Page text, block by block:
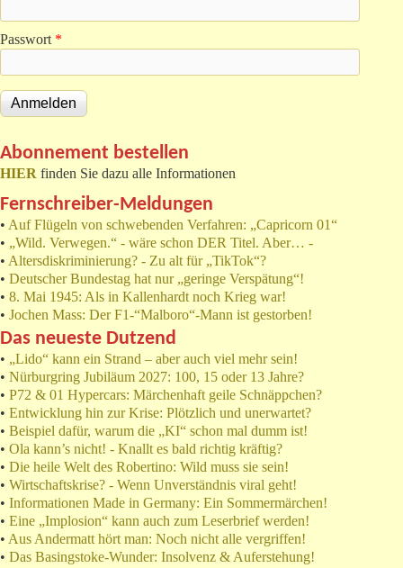
Passwort *
Abonnement bestellen
HIER finden Sie dazu alle Informationen
Fernschreiber-Meldungen
• Auf Flügeln von schwebenden Verfahren: „Capricorn 01“
• „Wild. Verwegen.“ - wäre schon DER Titel. Aber… -
• Altersdiskriminierung? - Zu alt für „TikTok“?
• Deutscher Bundestag hat nur „geringe Verspätung“!
• 8. Mai 1945: Als in Kallenhardt noch Krieg war!
• Jochen Mass: Der F1-“Malboro“-Mann ist gestorben!
Das neueste Dutzend
• „Lido“ kann ein Strand – aber auch viel mehr sein!
• Nürburgring Jubiläum 2027: 100, 15 oder 13 Jahre?
• P72 & 01 Hypercars: Märchenhaft geile Schnäppchen?
• Entwicklung hin zur Krise: Plötzlich und unerwartet?
• Beispiel dafür, warum die „KI“ schon mal dumm ist!
• Ola kann’s nicht! - Knallt es bald richtig kräftig?
• Die heile Welt des Robertino: Wild muss sie sein!
• Wirtschaftskrise? - Wenn Unverständnis viral geht!
• Informationen Made in Germany: Ein Sommermärchen!
• Eine „Implosion“ kann auch zum Leserbrief werden!
• Aus Andermatt hört man: Noch nicht alle vergriffen!
• Das Basingstoke-Wunder: Insolvenz & Auferstehung!